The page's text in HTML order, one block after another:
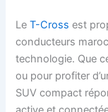
LeT-Cross est
conducteurs
technologie. Que
ou pour profiter
SUV compact